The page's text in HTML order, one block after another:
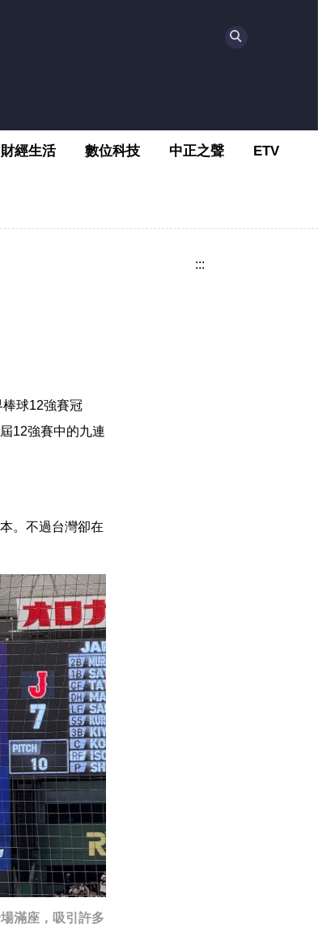
財經生活 數位科技 中正之聲 ETV
球12強賽冠
12強賽中的九連
。不過台灣卻在
滿座，吸引許多
:::